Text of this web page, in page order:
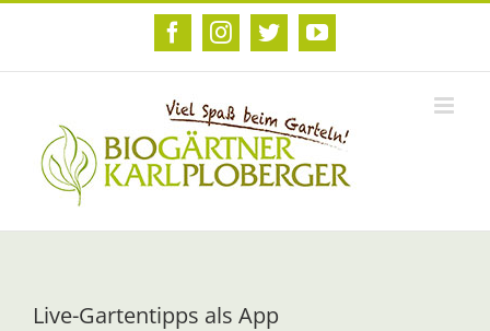
Zum
FacebookInstagram
TwitterYouTube
Live-Gartentipps als App